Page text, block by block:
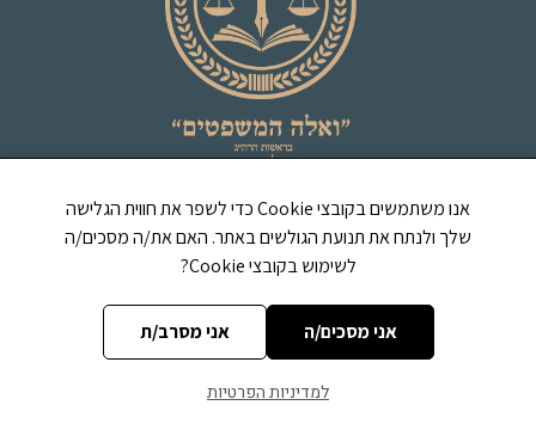
אתר "ואלה המשפטים" בראשות הרב יהודה ליב נחמנסון
שליט"א.
שיעורים מרתקים בנושאים מגוונים, תשובות הלכתיות
מעניינות ומחכימות.
קטגוריות הספרייה
תפילה וברכות
אנו משתמשים בקובצי Cookie כדי לשפר את חווית הגלישה
שלך ולנתח את תנועת הגולשים באתר. האם את/ה מסכים/ה
לשימוש בקובצי Cookie?
אני מסכים/ה אני מסרב/ת
למדיניות הפרטיות